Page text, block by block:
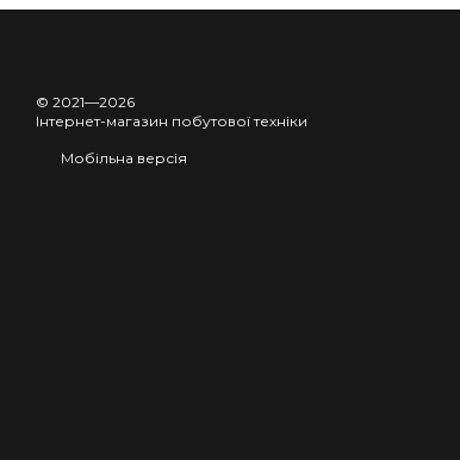
© 2021—2026
Інтернет-магазин побутової техніки
Мобільна версія